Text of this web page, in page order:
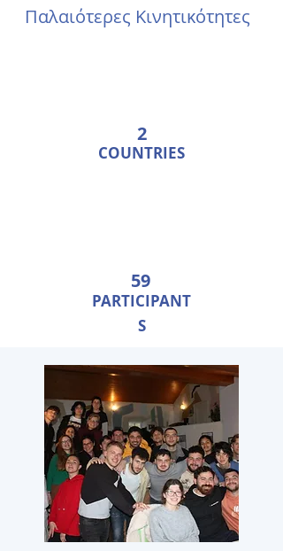
Παλαιότερες Κινητικότητες
2
COUNTRIES
PARTICIPANT
S
59